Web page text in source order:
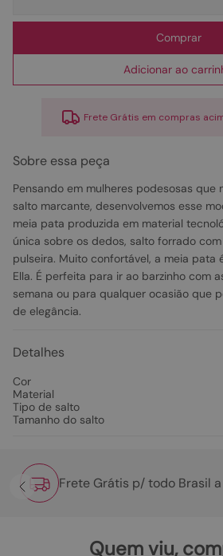
Comprar
Adicionar ao
Frete Grátis em compras
Sobre essa peça
Pensando em mulheres podesosas que
salto marcante, desenvolvemos esse
meia pata produzida em material
única sobre os dedos, salto forrado
pulseira. Muito confortável, a meia pata
Ella. É perfeita para ir ao barzinho com
semana ou para qualquer ocasião que
de elegância.
Detalhes
Cor
Material
Tipo de salto
Tamanho do salto
Frete Grátis p/ todo Brasil
Quem viu,